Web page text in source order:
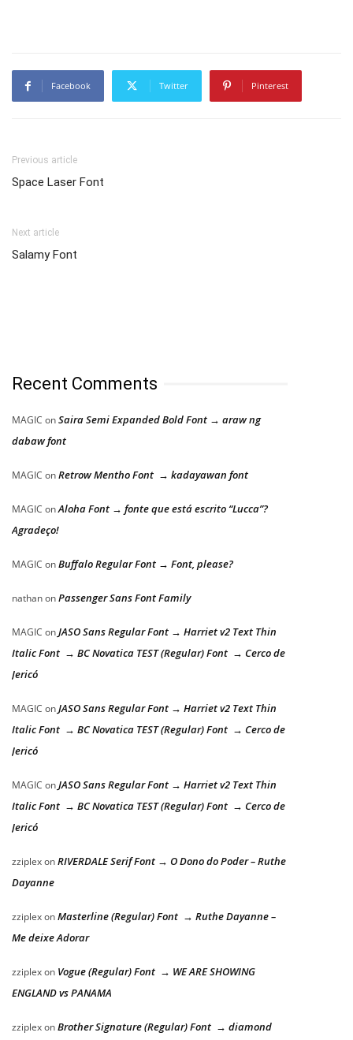
Facebook Twitter Pinterest
Previous article
Space Laser Font
Next article
Salamy Font
Recent Comments
MAGIC onSaira Semi Expanded Bold Font → araw ng
dabaw font
MAGIC onRetrow Mentho Font → kadayawan font
MAGIC onAloha Font → fonte que está escrito “Lucca”?
Agradeço!
MAGIC onBuffalo Regular Font → Font, please?
nathanonPassenger Sans Font Family
MAGIC onJASO Sans Regular Font → Harriet v2 Text Thin
Italic Font → BC Novatica TEST (Regular) Font → Cerco de
Jericó
MAGIC onJASO Sans Regular Font → Harriet v2 Text Thin
Italic Font → BC Novatica TEST (Regular) Font → Cerco de
Jericó
MAGIC onJASO Sans Regular Font → Harriet v2 Text Thin
Italic Font → BC Novatica TEST (Regular) Font → Cerco de
Jericó
zziplexonRIVERDALE Serif Font → O Dono do Poder – Ruthe
Dayanne
zziplexonMasterline (Regular) Font → Ruthe Dayanne –
Me deixe Adorar
zziplexon Vogue (Regular) Font → WE ARE SHOWING
ENGLAND vs PANAMA
zziplexonBrother Signature (Regular) Font → diamond